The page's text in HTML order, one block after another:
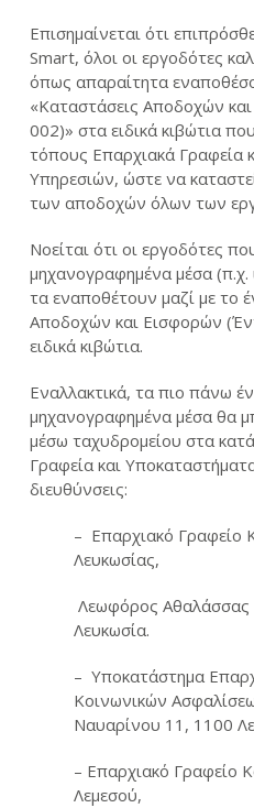
Επισημαίνεται ότι
Smart, όλοι οι εργοδότες
όπως απαραίτητα
«Καταστάσεις Αποδοχών
002)» στα ειδικά κιβώτια
τόπους Επαρχιακά Γραφεία
Υπηρεσιών, ώστε να
των αποδοχών όλων των
Νοείται ότι οι εργοδότες
μηχανογραφημένα μέσα
τα εναποθέτουν μαζί με το
Αποδοχών και Εισφορών
ειδικά κιβώτια.
Εναλλακτικά, τα πιο πάνω
μηχανογραφημένα μέσα θα
μέσω ταχυδρομείου στα
Γραφεία και
διευθύνσεις:
– Επαρχιακό Γραφείο
Λευκωσίας,
Λεωφόρος
Λευκωσία.
– Υποκατάστημα
Κοινωνικών
Ναυαρίνου 11, 1100
– Επαρχιακό Γραφείο
Λεμεσού,